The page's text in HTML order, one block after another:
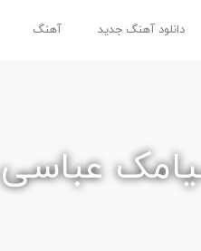
دانلود آهنگ جدید آهنگ
عباسی